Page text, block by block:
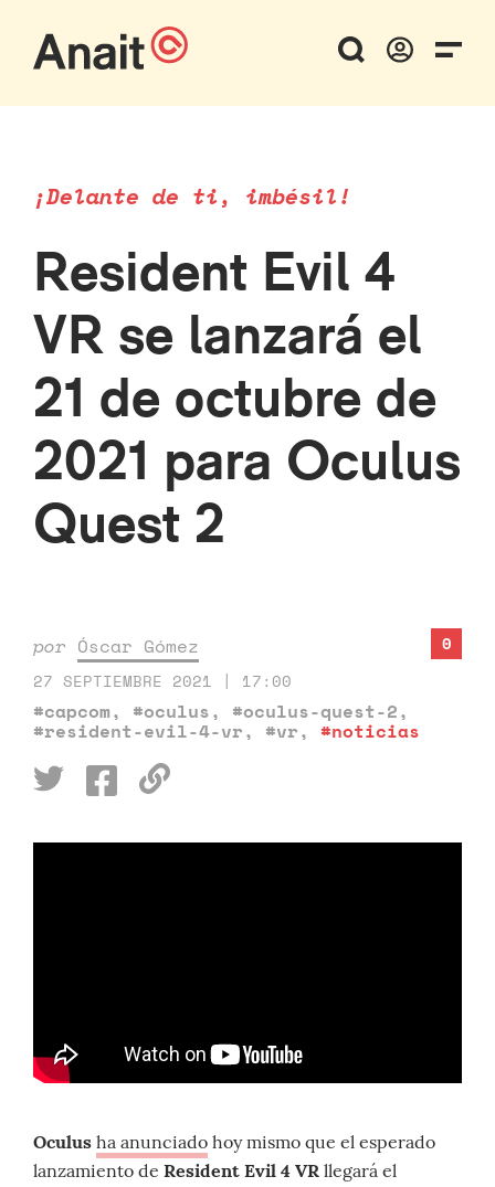
¡Delante de ti, imbésil!
Resident Evil 4
VR se lanzará el
21 de octubre de
2021 para Oculus
Quest 2
por Óscar Gómez
27 SEPTIEMBRE 2021 | 17:00
#capcom, #oculus, #oculus-quest-2,
#resident-evil-4-vr, #vr, #noticias
0
Oculus ha anunciado hoy mismo que el esperado
lanzamiento de Resident Evil 4 VR llegará el